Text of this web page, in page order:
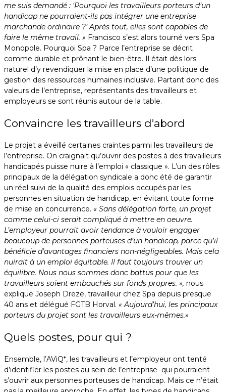
me suis demandé : ‘Pourquoi les travailleurs porteurs d’un
handicap ne pourraient-ils pas intégrer une entreprise
marchande ordinaire ?’ Après tout, elles sont capables de
faire le même travail. » Francisco s’est alors tourné vers Spa
Monopole. Pourquoi Spa ? Parce l’entreprise se décrit
comme durable et prônant le bien-être. Il était dès lors
naturel d’y revendiquer la mise en place d’une politique de
gestion des ressources humaines inclusive. Partant donc des
valeurs de l’entreprise, représentants des travailleurs et
employeurs se sont réunis autour de la table.
Convaincre les travailleurs d’abord
Le projet a éveillé certaines craintes parmi les travailleurs de
l’entreprise. On craignait qu’ouvrir des postes à des travailleurs
handicapés puisse nuire à l’emploi « classique ». L’un des rôles
principaux de la délégation syndicale a donc été de garantir
un réel suivi de la qualité des emplois occupés par les
personnes en situation de handicap, en évitant toute forme
de mise en concurrence. « Sans délégation forte, un projet
comme celui-ci serait compliqué à mettre en oeuvre.
L’employeur pourrait avoir tendance à vouloir engager
beaucoup de personnes porteuses d’un handicap, parce qu’il
bénéficie d’avantages financiers non-négligeables. Mais cela
nuirait à un emploi équitable. Il faut toujours trouver un
équilibre. Nous nous sommes donc battus pour que les
travailleurs soient embauchés sur fonds propres. », nous
explique Joseph Dreze, travailleur chez Spa depuis presque
40 ans et délégué FGTB Horval. « Aujourd’hui, les principaux
porteurs du projet sont les travailleurs eux-mêmes.»
Quels postes, pour qui ?
Ensemble, l’AViQ*, les travailleurs et l’employeur ont tenté
d’identifier les postes au sein de l’entreprise qui pourraient
s’ouvrir aux personnes porteuses de handicap. Mais ce n’était